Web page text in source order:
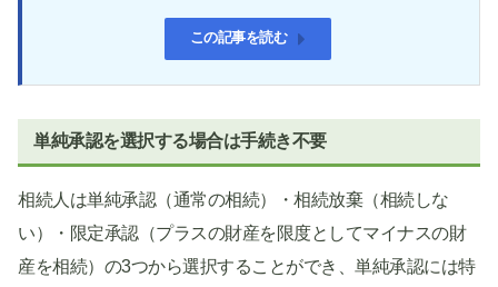
この記事を読む
単純承認を選択する場合は手続き不要
相続人は単純承認（通常の相続）・相続放棄（相続しな
い）・限定承認（プラスの財産を限度としてマイナスの財
産を相続）の3つから選択することができ、単純承認には特